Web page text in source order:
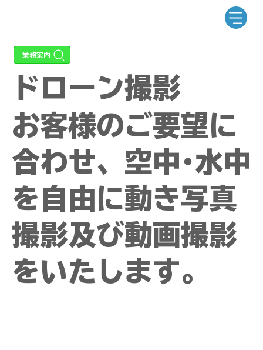
ドローン撮影
​お客様のご要望に
合わせ、空中･水中
を自由に動き写真
撮影及び動画撮影
をいたします。